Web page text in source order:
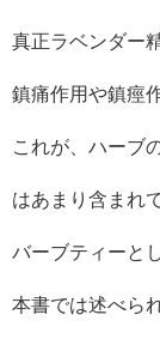
真正ラベンダー
鎮痛作用や鎮痙
これが、ハーブ
はあまり含まれ
バーブティーと
本書では述べら